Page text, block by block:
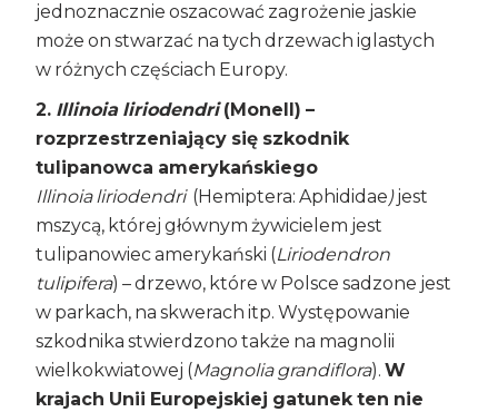
jednoznacznie oszacować zagrożenie jaskie
może on stwarzać na tych drzewach iglastych
w różnych częściach Europy.
2. Illinoia liriodendri(Monell)–
rozprzestrzeniający się szkodnik
tulipanowca amerykańskiego
Illinoia liriodendri(Hemiptera: Aphididae)jest
mszycą, której głównym żywicielem jest
tulipanowiec amerykański (Liriodendron
tulipifera) – drzewo, które w Polsce sadzone jest
w parkach, na skwerach itp. Występowanie
szkodnika stwierdzono także na magnolii
wielkokwiatowej (Magnolia grandiflora).W
krajach Unii Europejskiej gatunek ten nie